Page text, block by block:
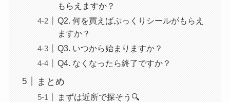
もらえますか？
Q2. 何を買えばぷっくりシールがもらえ
ますか？
Q3. いつから始まりますか？
Q4. なくなったら終了ですか？
まとめ
まずは近所で探そう🔍